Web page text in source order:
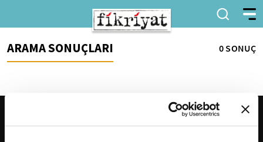
ARAMA SONUÇLARI 0 SONUÇ